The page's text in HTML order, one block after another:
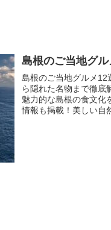
島根のご当地グ
島根のご当地グルメ12
ら隠れた名物まで徹底
魅力的な島根の食文化
情報も掲載！美しい自